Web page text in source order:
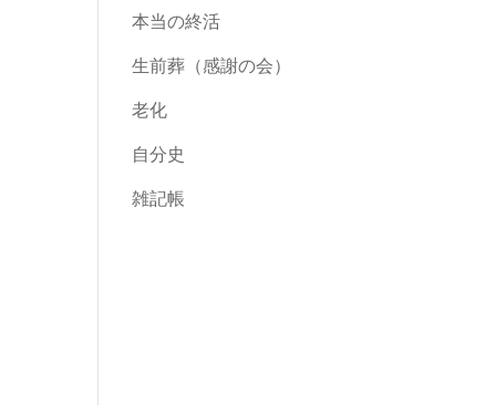
本当の終活
生前葬（感謝の会）
老化
自分史
雑記帳